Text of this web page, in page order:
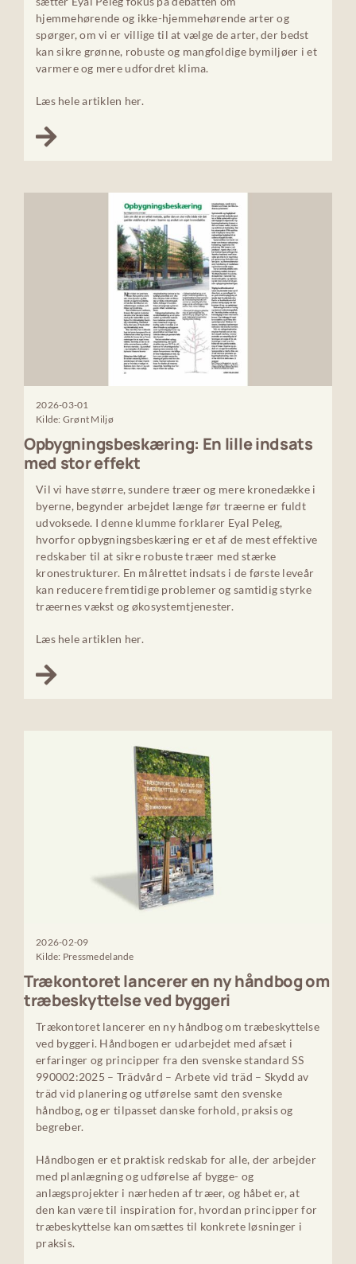
hjemmehørende og ikke-hjemmehørende arter og
spørger, om vi er villige til at vælge de arter, der bedst
kan sikre grønne, robuste og mangfoldige bymiljøer i et
varmere og mere udfordret klima.
Læs hele artiklen her.
2026-03-01
Kilde: Grønt Miljø
Opbygningsbeskæring: En lille indsats
med stor effekt
Vil vi have større, sundere træer og mere kronedække i
byerne, begynder arbejdet længe før træerne er fuldt
udvoksede. I denne klumme forklarer Eyal Peleg,
hvorfor opbygningsbeskæring er et af de mest effektive
redskaber til at sikre robuste træer med stærke
kronestrukturer. En målrettet indsats i de første leveår
kan reducere fremtidige problemer og samtidig styrke
træernes vækst og økosystemtjenester.
Læs hele artiklen her.
2026-02-09
Kilde: Pressmedelande
Trækontoret lancerer en ny håndbog om
træbeskyttelse ved byggeri
Trækontoret lancerer en ny håndbog om træbeskyttelse
ved byggeri. Håndbogen er udarbejdet med afsæt i
erfaringer og principper fra den svenske standard SS
990002:2025 – Trädvård – Arbete vid träd – Skydd av
träd vid planering og utførelse samt den svenske
håndbog, og er tilpasset danske forhold, praksis og
begreber.
Håndbogen er et praktisk redskab for alle, der arbejder
med planlægning og udførelse af bygge- og
anlægsprojekter i nærheden af træer, og håbet er, at
den kan være til inspiration for, hvordan principper for
træbeskyttelse kan omsættes til konkrete løsninger i
praksis.